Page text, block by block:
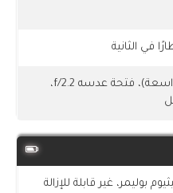
13 ميجا بكسل، (واسعة)، فتحة عدسه f/2.2،